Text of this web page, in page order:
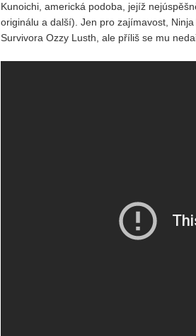
Kunoichi, americká podoba, jejíž
originálu a další). Jen pro zajímavost,
Survivora Ozzy Lusth, ale příliš se mu